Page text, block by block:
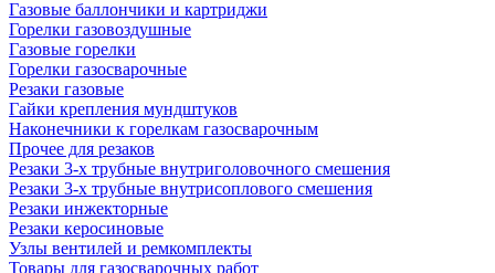
Газовые баллончики и картриджи
Горелки газовоздушные
Газовые горелки
Горелки газосварочные
Резаки газовые
Гайки крепления мундштуков
Наконечники к горелкам газосварочным
Прочее для резаков
Резаки 3-х трубные внутриголовочного смешения
Резаки 3-х трубные внутрисоплового смешения
Резаки инжекторные
Резаки керосиновые
Узлы вентилей и ремкомплекты
Товары для газосварочных работ